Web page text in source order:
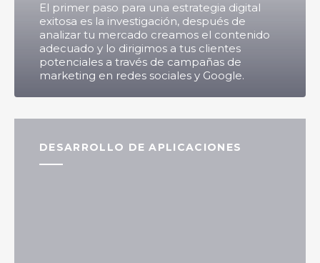
El primer paso para una estrategia digital
exitosa es la investigación, después de
analizar tu mercado creamos el contenido
adecuado y lo dirigimos a tus clientes
potenciales a través de campañas de
marketing en redes sociales y Google.
DESARROLLO DE APLICACIONES